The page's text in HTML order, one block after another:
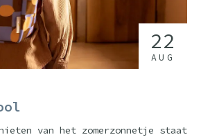
22
AUG
van het zomerzonnetje staat